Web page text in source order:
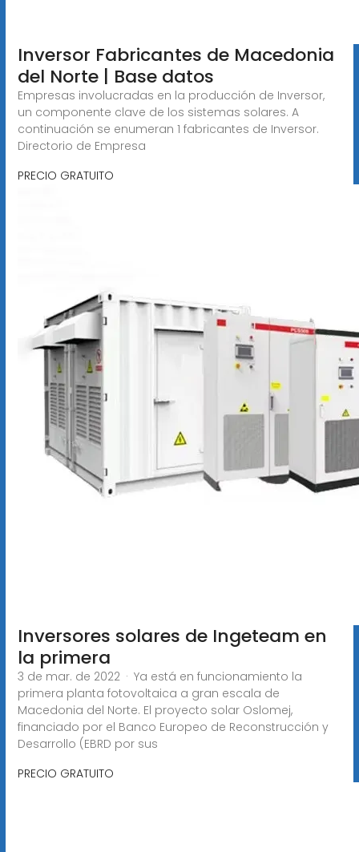
Inversor Fabricantes de Macedonia
del Norte | Base datos
Empresas involucradas en la producción de Inversor,
un componente clave de los sistemas solares. A
continuación se enumeran 1 fabricantes de Inversor.
Directorio de Empresa
PRECIO GRATUITO
Inversores solares de Ingeteam en
la primera
3 de mar. de 2022 · Ya está en funcionamiento la
primera planta fotovoltaica a gran escala de
Macedonia del Norte. El proyecto solar Oslomej,
financiado por el Banco Europeo de Reconstrucción y
Desarrollo (EBRD por sus
PRECIO GRATUITO